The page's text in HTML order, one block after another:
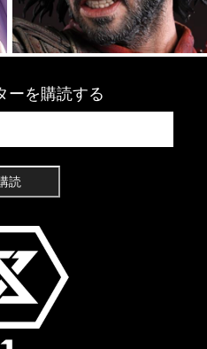
ーを購読する
読